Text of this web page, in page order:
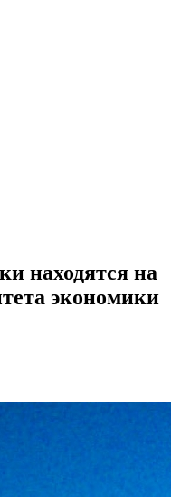
находятся на
экономики